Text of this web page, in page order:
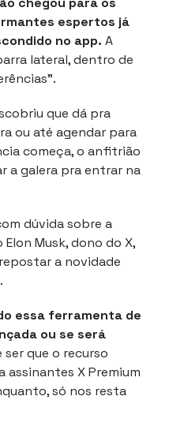
espertos já
no app. A
lateral, dentro de
que dá pra
ou até agendar para
começa, o anfitrião
a galera pra entrar na
dúvida sobre a
Musk, dono do X,
a novidade
essa ferramenta de
ou se será
ser que o recurso
assinantes X Premium
só nos resta